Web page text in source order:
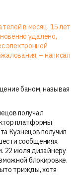
в месяц. 15 лет
удалено,
электронной
– написал
баном, называя
получал
платформы
Кузнецов получил
сообщениях
22 июля дизайнеру
блокировке.
трижды, хотя